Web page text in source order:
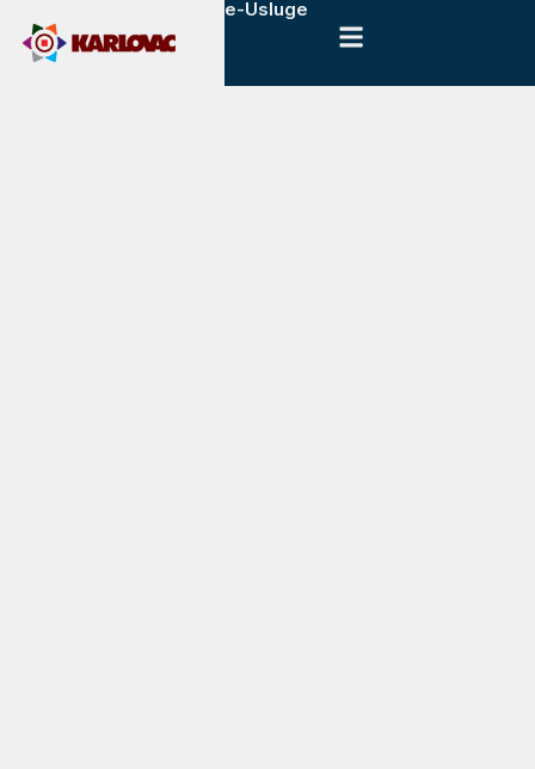
e-Usluge